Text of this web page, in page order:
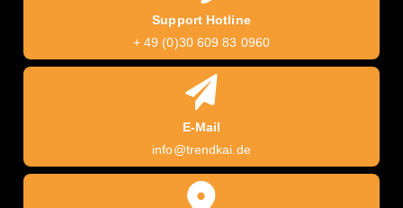
Support Hotline
+ 49 (0)30 609 83 0960
E-Mail
info@trendkai.de